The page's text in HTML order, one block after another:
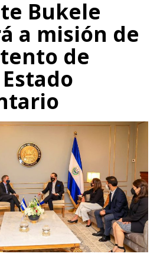
Bukele
a misión de
de